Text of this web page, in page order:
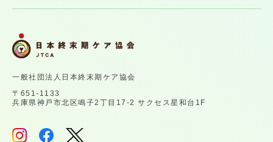
一般社団法人日本終末期ケア協会
〒651-1133
兵庫県神戸市北区鳴子2丁目17-2 サクセス星和台1F